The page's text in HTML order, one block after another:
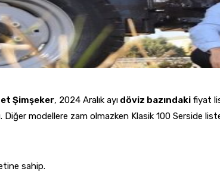
Şimşeker, 2024 Aralık ayı döviz bazındaki fiyat
modellere zam olmazken Klasik 100 Serside
sahip.